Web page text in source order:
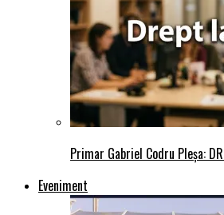
Primar Gabriel Codru Pleșa:
Eveniment